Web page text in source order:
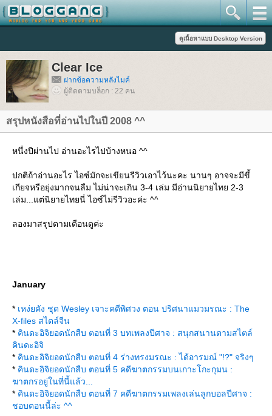
Clear Ice
ฝากข้อความหลังไมค์
ผู้ติดตามบล็อก : 22 คน
สรุปหนังสือที่อ่านไปในปี 2008 ^^
หนึ่งปีผ่านไป อ่านอะไรไปบ้างหนอ ^^
ปกติถ้าอ่านอะไร ไอซ์มักจะเขียนรีวิวเอาไว้นะคะ นานๆ อาจจะมีขี้
เกียจหรือยุ่งมากจนลืม ไม่น่าจะเกิน 3-4 เล่ม มีอ่านนิยายไทย 2-3
เล่ม...แต่นิยายไทยนี่ ไอซ์ไม่รีวิวอะค่ะ ^^
ลองมาสรุปตามเดือนดูค่ะ
January
* เหง่ยคัง ชุด Wesley เจาะคดีพิศวง ตอน ปริศนาแมวมรณะ : The
X-files สไตล์จีน
* คินดะอิจิยอดนักสืบ ตอนที่ 3 บทเพลงปีศาจ : สนุกสนานตามสไตล์
คินดะอิจิ
* คินดะอิจิยอดนักสืบ ตอนที่ 4 ร่างทรงมรณะ : ได้อารมณ์ "!?" จริงๆ
* คินดะอิจิยอดนักสืบ ตอนที่ 5 คดีฆาตกรรมบนเกาะโกะกุมน :
ฆาตกรอยู่ในที่นี้แล้ว...
* คินดะอิจิยอดนักสืบ ตอนที่ 7 คดีฆาตกรรมเพลงเล่นลูกบอลปีศาจ :
ชอบตอนนี้ล่ะ ^^